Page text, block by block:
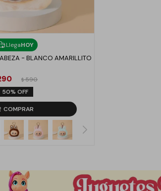
LlegaHOY
- BLANCO AMARILLITO
$ 590
50